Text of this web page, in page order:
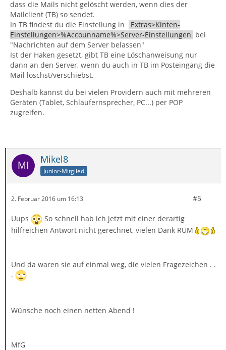
dass die Mails nicht gelöscht werden, wenn dies der
Mailclient (TB) so sendet.
In TB findest du die Einstellung in
Extras>Kinten-
Einstellungen>%Accounname%>Server-Einstellungen bei
"Nachrichten auf dem Server belassen"
Ist der Haken gesetzt, gibt TB eine Löschanweisung nur
dann an den Server, wenn du auch in TB im Posteingang die
Mail löschst/verschiebst.
Deshalb kannst du bei vielen Providern auch mit mehreren
Geräten (Tablet, Schlaufernsprecher, PC...) per POP
zugreifen.
Mikel8
Junior-Mitglied
2. Februar 2016 um 16:13 #5
Uups
So schnell hab ich jetzt mit einer derartig
hilfreichen Antwort nicht gerechnet, vielen Dank RUM
Und da waren sie auf einmal weg, die vielen Fragezeichen . .
.
Wünsche noch einen netten Abend !
MfG